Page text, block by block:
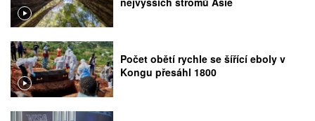
Počet obětí rychle se šířící eboly v
Kongu přesáhl 1800